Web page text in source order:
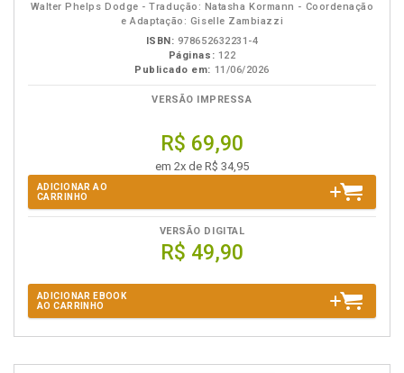
Walter Phelps Dodge - Tradução: Natasha Kormann - Coordenação
e Adaptação: Giselle Zambiazzi
ISBN: 978652632231-4
Páginas: 122
Publicado em: 11/06/2026
VERSÃO IMPRESSA
R$ 69,90
em 2x de R$ 34,95
ADICIONAR AO
CARRINHO
VERSÃO DIGITAL
R$ 49,90
ADICIONAR EBOOK
AO CARRINHO